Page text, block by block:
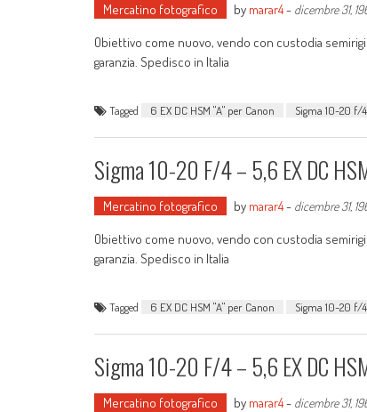
Mercatino fotografico by marar4- dicembre 31,
Obiettivo come nuovo, vendo con custodia
garanzia. Spedisco in Italia
Tagged 6 EX DC HSM "A" per Canon Sigma 10-20 f/
Sigma 10-20 F/4 – 5,6 EX DC
Mercatino fotografico by marar4- dicembre 31,
Obiettivo come nuovo, vendo con custodia
garanzia. Spedisco in Italia
Tagged 6 EX DC HSM "A" per Canon Sigma 10-20 f/
Sigma 10-20 F/4 – 5,6 EX DC
Mercatino fotografico by marar4- dicembre 31,